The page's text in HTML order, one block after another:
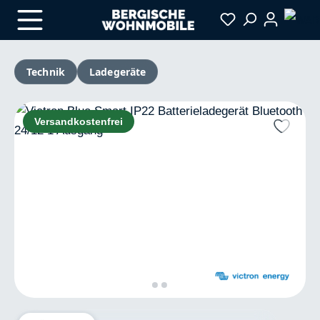
Zum Hauptinhalt springen
Technik
Ladegeräte
Bildergalerie überspringen
Versandkostenfrei